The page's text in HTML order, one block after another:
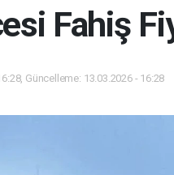
Fahiş
Güncelleme: 13.03.2026 - 16:28